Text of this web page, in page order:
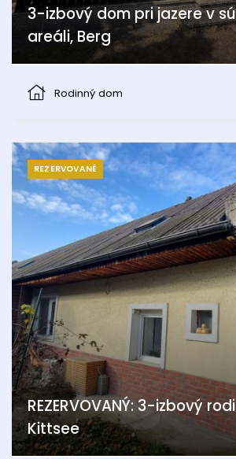
3-izbový dom pri jazere v
areáli, Berg
Rodinný dom
REZERVOVANÉ
REZERVOVANÝ: 3-izbový
Kittsee